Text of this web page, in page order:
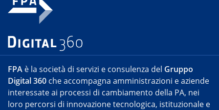
FPA è la società di servizi e consulenza del Gruppo
Digital 360 che accompagna amministrazioni e aziende
interessate ai processi di cambiamento della PA, nei
loro percorsi di innovazione tecnologica, istituzionale e